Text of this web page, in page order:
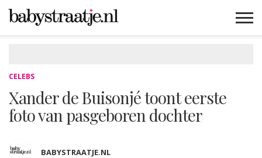
CELEBS
Xander de Buisonjé toont eerste
foto van pasgeboren dochter
BABYSTRAATJE.NL